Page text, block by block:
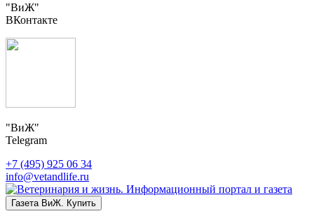
"ВиЖ"
ВКонтакте
"ВиЖ"
Telegram
+7 (495) 925 06 34
info@vetandlife.ru
Газета ВиЖ. Купить